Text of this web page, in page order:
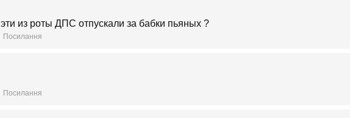
из роты ДПС отпускали за бабки пьяных ?
Посилання
Посилання